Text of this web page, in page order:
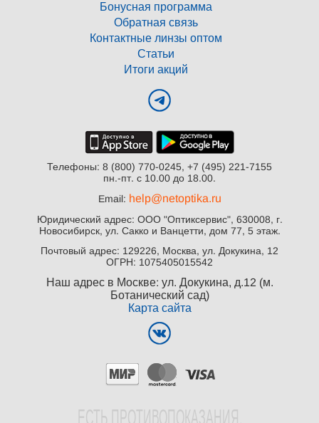
Бонусная программа
Обратная связь
Контактные линзы оптом
Статьи
Итоги акций
Телефоны: 8 (800) 770-0245, +7 (495) 221-7155
пн.-пт. с 10.00 до 18.00.
Email: help@netoptika.ru
Юридический адрес: ООО "Оптиксервис", 630008, г.
Новосибирск, ул. Сакко и Ванцетти, дом 77, 5 этаж.
Почтовый адрес: 129226, Москва, ул. Докукина, 12
ОГРН: 1075405015542
Наш адрес в Москве: ул. Докукина, д.12 (м.
Ботанический сад)
Карта сайта
EСТЬ ПРОТИВОПОКАЗАНИЯ.